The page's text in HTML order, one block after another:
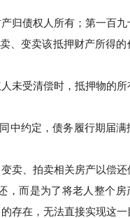
归债权人所有；第一百九
、变卖该抵押财产所得的
未受清偿时，抵押物的所
中约定，债务履行期届满
卖、拍卖相关房产以偿还
，而是为了将老人整个房
存在，无法直接实现这